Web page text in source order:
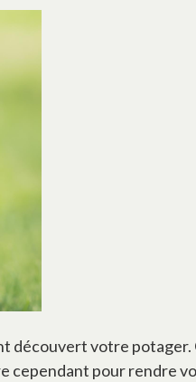
votre
cependant pour rendre